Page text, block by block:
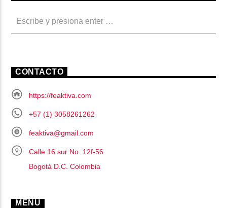
CONTACTO
https://feaktiva.com
+57 (1) 3058261262
feaktiva@gmail.com
Calle 16 sur No. 12f-56
Bogotá D.C. Colombia
MENU